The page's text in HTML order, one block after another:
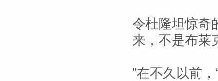
令杜隆坦惊奇
来，不是布莱
”在不久以前